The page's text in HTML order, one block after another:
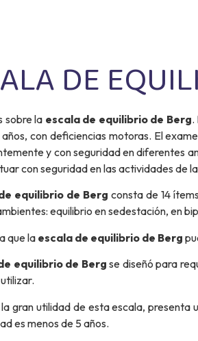
DE
sobre la escala de equilibrio de Berg.
años, con deficiencias motoras. El
y con seguridad en diferentes
con seguridad en las actividades de
equilibrio de Berg consta de 14
equilibrio en sedestación, en
que la escala de equilibrio de Berg
equilibrio de Bergse diseñó para
gran utilidad de esta escala,
es menos de 5 años.